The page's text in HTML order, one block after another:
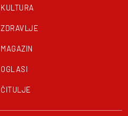
KULTURA
ZDRAVLJE
MAGAZIN
OGLASI
ČITULJE